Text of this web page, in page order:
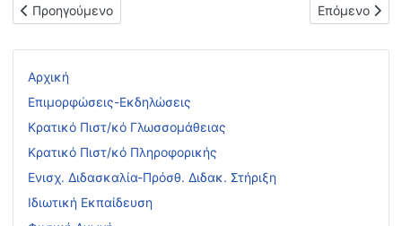
Αρχική
Επιμορφώσεις-Εκδηλώσεις
Κρατικό Πιστ/κό Γλωσσομάθειας
Κρατικό Πιστ/κό Πληροφορικής
Ενισχ. Διδασκαλία-Πρόσθ. Διδακ. Στήριξη
Ιδιωτική Εκπαίδευση
Προηγούμενο άρθρο: Ειδική πρόσκληση για την κάλυψη
Προηγούμενο Επόμενο
Επόμενο